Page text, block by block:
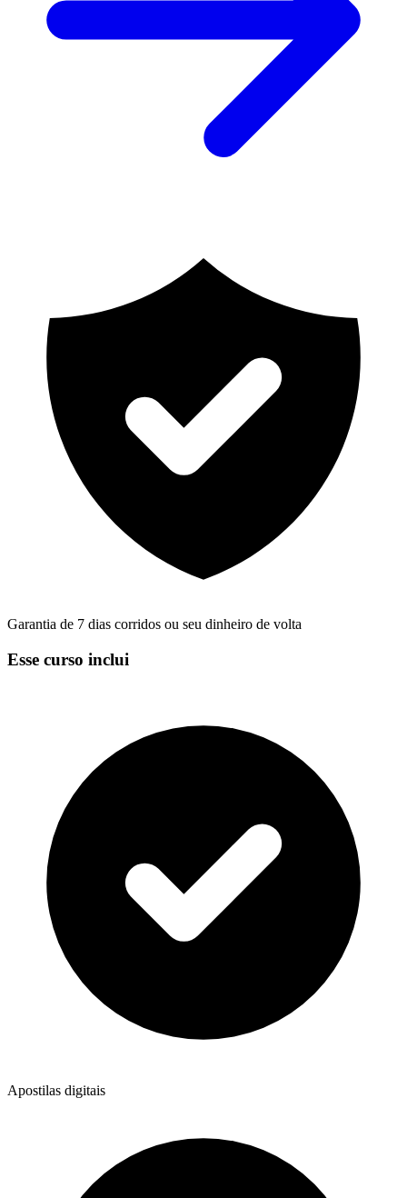
Garantia de 7 dias corridos ou seu dinheiro de volta
Esse curso inclui
Apostilas digitais